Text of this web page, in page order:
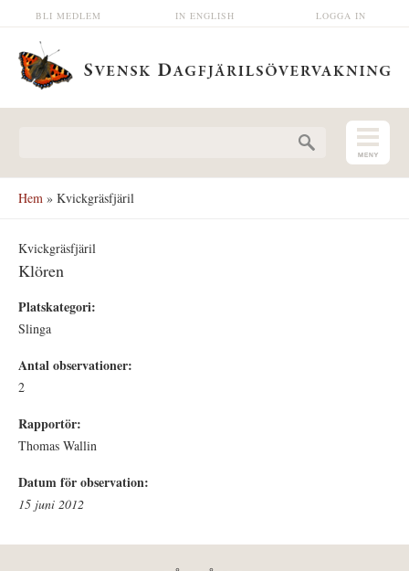
Hoppa till huvudinnehåll LOGGA IN
IN ENGLISH
BLI MEDLEM
Hem » Kvickgräsfjäril
Kvickgräsfjäril
Klören
Platskategori:
Slinga
Antal observationer:
2
Rapportör:
Thomas Wallin
Datum för observation:
15 juni 2012